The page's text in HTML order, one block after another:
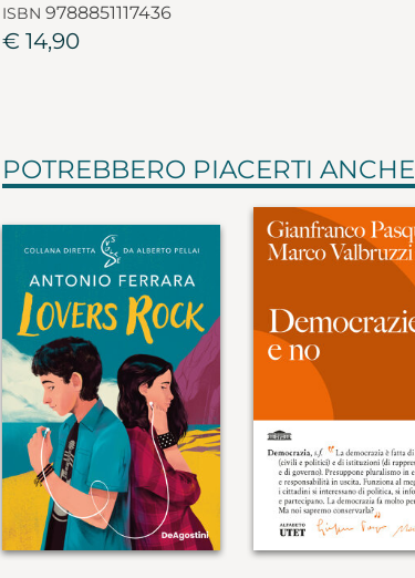
ISBN 9788851117436
€ 14,90
POTREBBERO PIACERTI ANCHE